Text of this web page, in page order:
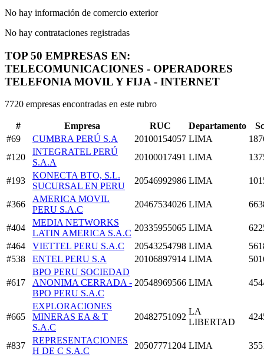
No hay información de comercio exterior
No hay contrataciones registradas
TOP 50 EMPRESAS EN:
TELECOMUNICACIONES - OPERADORES
TELEFONIA MOVIL Y FIJA - INTERNET
7720 empresas encontradas en este rubro
# Empresa RUC Departamento
#69
CUMBRA PERÚ S.A 20100154057 LIMA
#120
INTEGRATEL PERÚ
S.A.A
20100017491 LIMA
#193
KONECTA BTO, S.L.
SUCURSAL EN PERU
20546992986 LIMA
#366
AMERICA MOVIL
PERU S.A.C
20467534026 LIMA
#404
MEDIA NETWORKS
LATIN AMERICA S.A.C
20335955065 LIMA
#464
VIETTEL PERU S.A.C 20543254798 LIMA
#538
ENTEL PERU S.A 20106897914 LIMA
#617
BPO PERU SOCIEDAD
ANONIMA CERRADA -
BPO PERU S.A.C
20548969566 LIMA
#665
EXPLORACIONES
MINERAS EA & T
S.A.C
20482751092
LA
LIBERTAD
#837
REPRESENTACIONES
H DE C S.A.C
20507771204 LIMA